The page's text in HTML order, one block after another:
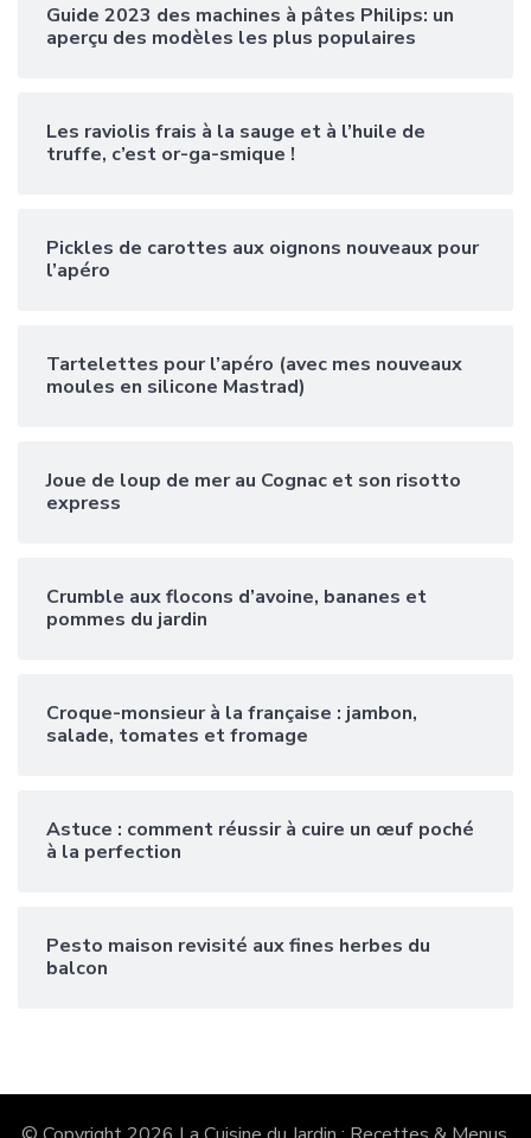
Guide 2023 des machines à pâtes Philips: un
aperçu des modèles les plus populaires
Les raviolis frais à la sauge et à l’huile de
truffe, c’est or-ga-smique !
Pickles de carottes aux oignons nouveaux pour
l’apéro
Tartelettes pour l’apéro (avec mes nouveaux
moules en silicone Mastrad)
Joue de loup de mer au Cognac et son risotto
express
Crumble aux flocons d’avoine, bananes et
pommes du jardin
Croque-monsieur à la française : jambon,
salade, tomates et fromage
Astuce : comment réussir à cuire un œuf poché
à la perfection
Pesto maison revisité aux fines herbes du
balcon